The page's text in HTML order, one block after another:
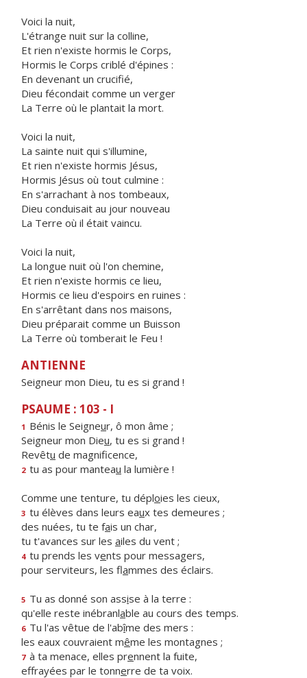
Voici la nuit,
L'étrange nuit sur la colline,
Et rien n'existe hormis le Corps,
Hormis le Corps criblé d'épines :
En devenant un crucifié,
Dieu fécondait comme un verger
La Terre où le plantait la mort.
Voici la nuit,
La sainte nuit qui s'illumine,
Et rien n'existe hormis Jésus,
Hormis Jésus où tout culmine :
En s'arrachant à nos tombeaux,
Dieu conduisait au jour nouveau
La Terre où il était vaincu.
Voici la nuit,
La longue nuit où l'on chemine,
Et rien n'existe hormis ce lieu,
Hormis ce lieu d'espoirs en ruines :
En s'arrêtant dans nos maisons,
Dieu préparait comme un Buisson
La Terre où tomberait le Feu !
ANTIENNE
Seigneur mon Dieu, tu es si grand !
PSAUME : 103 - I
1 Bénis le Seigneur, ô mon âme ;
Seigneur mon Dieu, tu es si grand !
Revêtu de magnificence,
2 tu as pour manteau la lumière !
Comme une tenture, tu déploies les cieux,
3 tu élèves dans leurs eaux tes demeures ;
des nuées, tu te fais un char,
tu t'avances sur les ailes du vent ;
4 tu prends les vents pour messagers,
pour serviteurs, les flammes des éclairs.
5 Tu as donné son assise à la terre :
qu'elle reste inébranlable au cours des temps.
6 Tu l'as vêtue de l'abîme des mers :
les eaux couvraient même les montagnes ;
7 à ta menace, elles prennent la fuite,
effrayées par le tonnerre de ta voix.